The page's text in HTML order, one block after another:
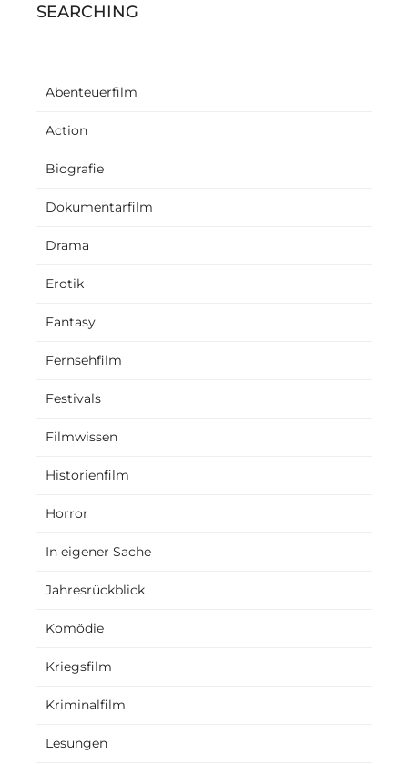
SEARCHING
Abenteuerfilm
Action
Biografie
Dokumentarfilm
Drama
Erotik
Fantasy
Fernsehfilm
Festivals
Filmwissen
Historienfilm
Horror
In eigener Sache
Jahresrückblick
Komödie
Kriegsfilm
Kriminalfilm
Lesungen